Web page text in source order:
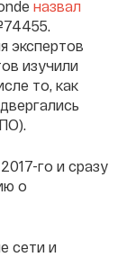
назвал
экспертов
изучили
то, как
го и сразу
о
сети и